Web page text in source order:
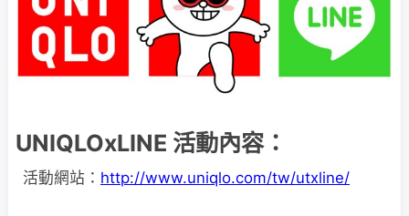
UNIQLOxLINE 活動內容：
活動網站： http://www.uniqlo.com/tw/utxline/